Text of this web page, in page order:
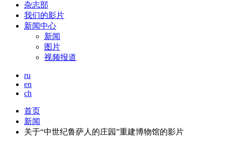
杂志部
我们的影片
新闻中心
新闻
图片
视频报道
ru
en
ch
首页
新闻
关于“中世纪鲁萨人的庄园”重建博物馆的影片